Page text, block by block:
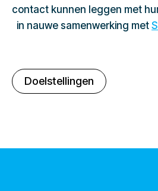
contact kunnen leggen met
in nauwe samenwerking met
Doelstellingen